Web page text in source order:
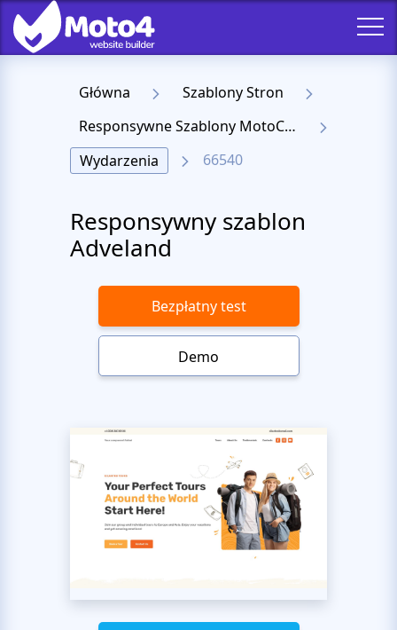
Główna
Szablony Stron
Responsywne Szablony MotoCMS 3
Wydarzenia
66540
Responsywny szablon
Adveland
Bezpłatny test
Demo